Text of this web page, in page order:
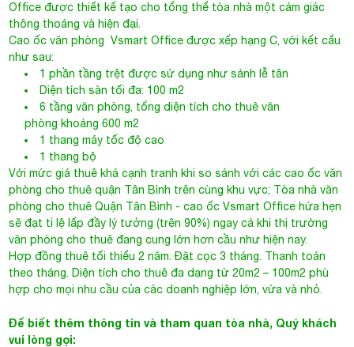
Office được thiết kế tạo cho tổng thể tòa nhà một cảm giác
thông thoáng và hiện đại.
Cao ốc văn phòng Vsmart Office được xếp hạng C, với kết cấu
như sau:
1 phần tầng trệt được sử dụng như sảnh lễ tân
Diện tích sàn tối đa: 100 m2
6 tầng văn phòng, tổng diện tích cho thuê văn
phòng khoảng 600 m2
1 thang máy tốc độ cao
1 thang bộ
Với mức giá thuê khá cạnh tranh khi so sánh với các cao ốc văn
phòng cho thuê quận Tân Bình trên cùng khu vực; Tòa nhà văn
phòng cho thuê Quận Tân Bình - cao ốc Vsmart Office hứa hẹn
sẽ đạt tỉ lệ lấp đầy lý tưởng (trên 90%) ngay cả khi thị trường
văn phòng cho thuê đang cung lớn hơn cầu như hiện nay.
Hợp đồng thuê tối thiểu 2 năm. Đặt cọc 3 tháng. Thanh toán
theo tháng. Diện tích cho thuê đa dạng từ 20m2 – 100m2 phù
hợp cho mọi nhu cầu của các doanh nghiệp lớn, vừa và nhỏ.
Để biết thêm thông tin và tham quan tòa nhà, Quý khách
vui lòng gọi: